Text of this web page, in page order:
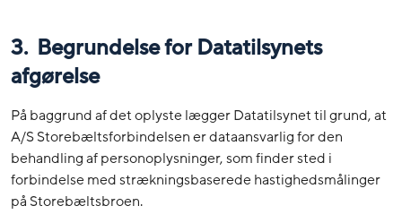
3. Begrundelse for Datatilsynets
afgørelse
På baggrund af det oplyste lægger Datatilsynet til grund, at
A/S Storebæltsforbindelsen er dataansvarlig for den
behandling af personoplysninger, som finder sted i
forbindelse med strækningsbaserede hastighedsmålinger
på Storebæltsbroen.